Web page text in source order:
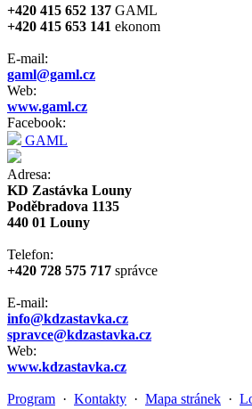
+420 415 652 137 GAML
+420 415 653 141 ekonom
E-mail:
gaml@gaml.cz
Web:
www.gaml.cz
Facebook:
GAML
Adresa:
KD Zastávka Louny
Poděbradova 1135
440 01 Louny
Telefon:
+420 728 575 717 správce
E-mail:
info@kdzastavka.cz
spravce@kdzastavka.cz
Web:
www.kdzastavka.cz
Program · Kontakty · Mapa stránek ·